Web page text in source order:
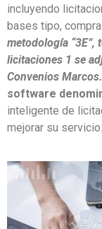
incluyendo
bases tipo,
metodología “3E”,
licitaciones 1 se
Convenios Marcos.
software
inteligente de
mejorar su servicio.